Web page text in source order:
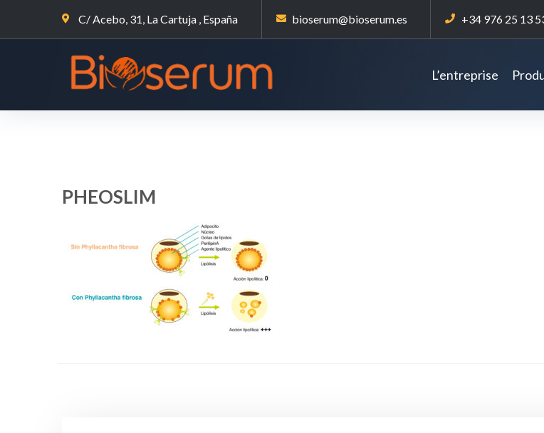
C/ Acebo, 31, La Cartuja , España bioserum@bioserum.es +34 976 25 13
L’entreprise
PHEOSLIM